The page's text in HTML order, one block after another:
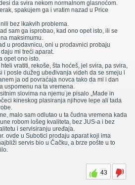
da svira nekom normalnom glasnoćom.
spakujem ga i vratim nazad u Price
bez ikakvih problema.
sam ga isprobao, kad ono opet isto, ili se
maksimumu.
u prodavnicu, oni u prodavnici probaju
mi treći aparat.
opet ono isto.
vratiti, rekoše, šta hoćeš, jel svira, pa svira,
i posle dužeg ubeđivanja videh da se smeju i
ja od povraćaja novca tako da mi i dan
uspomenu na ta vremena.
slovima na njemu je pisalo „Made in
kineskog plasiranja njihove lepe ali tada
malo sam odlutao u ta čudna vremena kada
robom lošeg kvaliteta, bez JUS-a i bez
i servisiranju uređaja.
ovde u Subotici prodaju aparat koji ima
servis bio u Čačku, a brze pošte u to
43